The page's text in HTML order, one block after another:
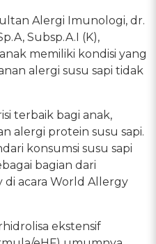
Alergi Imunologi, dr.
Subsp.A.I (K),
memiliki kondisi yang
alergi susu sapi tidak
terbaik bagi anak,
alergi protein susu sapi.
konsumsi susu sapi
bagian dari
di acara World Allergy
ekstensif